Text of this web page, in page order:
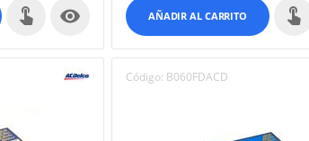
 AÑADIR AL CARRITO
Código: B060FDACD